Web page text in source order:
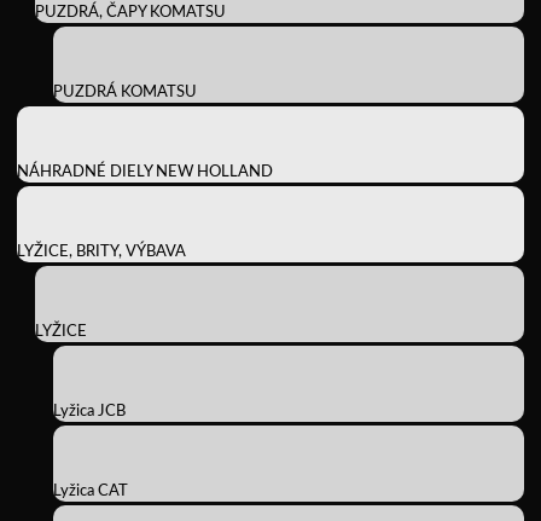
PUZDRÁ, ČAPY KOMATSU
PUZDRÁ KOMATSU
NÁHRADNÉ DIELY NEW HOLLAND
LYŽICE, BRITY, VÝBAVA
LYŽICE
Lyžica JCB
Lyžica CAT